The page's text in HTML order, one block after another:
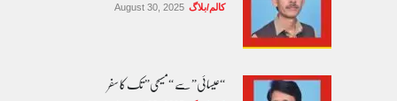
کالم/بلاگ August 30, 2025
“عیسائی” سے “مسیحی” تک کا سفر